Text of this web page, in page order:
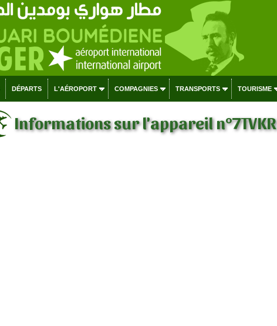
DÉPARTS L'AÉROPORT COMPAGNIES TRANSPORTS TOURISME
Informations sur l'appareil n°7TVKR